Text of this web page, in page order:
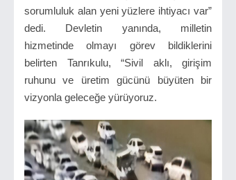
sorumluluk alan yeni yüzlere ihtiyacı var”
dedi. Devletin yanında, milletin
hizmetinde olmayı görev bildiklerini
belirten Tanrıkulu, “Sivil aklı, girişim
ruhunu ve üretim gücünü büyüten bir
vizyonla geleceğe yürüyoruz.